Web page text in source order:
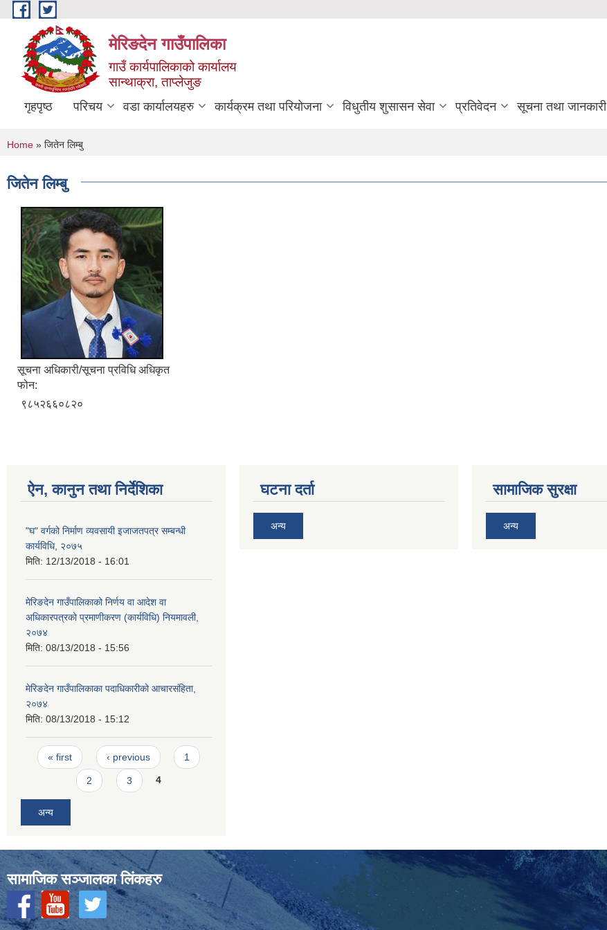
Skip to main content
मेरिङदेन गाउँपालिका
गाउँ कार्यपालिकाको कार्यालय
सान्थाक्रा, ताप्लेजुङ
गृहपृष्ठ परिचय वडा कार्यालयहरु कार्यक्रम तथा परियोजना विधुतीय शुसासन सेवा प्रतिवेदन सूचना तथा जानकारी
You are here
Home » जितेन लिम्बु
जितेन लिम्बु
सूचना अधिकारी/सूचना प्रविधि अधिकृत
फोन:
९८५२६६०८२०
ऐन, कानुन तथा निर्देशिका
"घ" वर्गको निर्माण व्यवसायी इजाजतपत्र सम्बन्धी
कार्यविधि, २०७५
मिति: 12/13/2018 - 16:01
मेरिङदेन गाउँपालिकाको निर्णय वा आदेश वा
अधिकारपत्रको प्रमाणीकरण (कार्यविधि) नियमावली,
२०७४
मिति: 08/13/2018 - 15:56
मेरिङदेन गाउँपालिकाका पदाधिकारीको आचारसंहिता,
२०७४
मिति: 08/13/2018 - 15:12
Pages
« first ‹ previous 1
2 3 4
अन्य
घटना दर्ता
अन्य
सामाजिक सुरक्षा
अन्य
सामाजिक सञ्‍जालका लिंकहरु